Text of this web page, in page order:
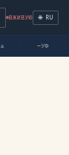
ВЖИВУЮ 🌐 RU
—УФ